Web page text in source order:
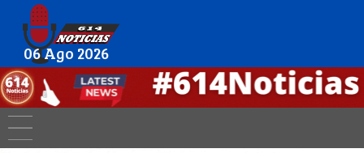
06 Ago 2026